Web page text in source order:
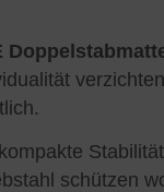
schützen